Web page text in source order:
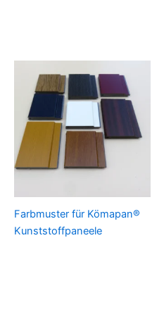
Farbmuster für Kömapan®
Kunststoffpaneele